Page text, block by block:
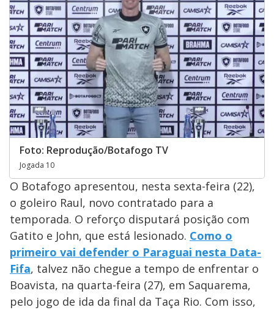
Foto: Reprodução/Botafogo TV
Jogada 10
O Botafogo apresentou, nesta sexta-feira (22),
o goleiro Raul, novo contratado para a
temporada. O reforço disputará posição com
Gatito e John, que está lesionado. Como o
primeiro vai defender o Paraguai nesta Data-
Fifa, talvez não chegue a tempo de enfrentar o
Boavista, na quarta-feira (27), em Saquarema,
pelo jogo de ida da final da Taça Rio. Com isso,